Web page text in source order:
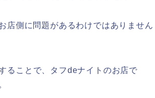
店側に問題があるわけではありません
ることで、タフdeナイトのお店で